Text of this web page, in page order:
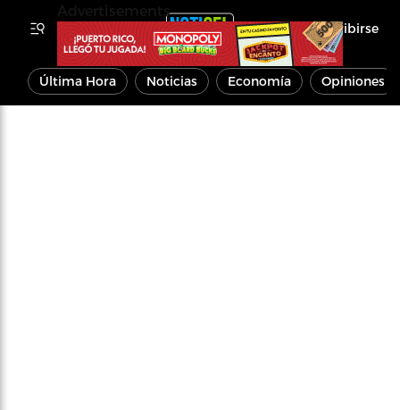
Inscribirse
Última Hora Noticias Economía Opiniones
Advertisements